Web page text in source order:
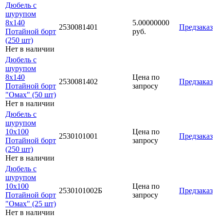
Дюбель с
шурупом
8х140
Потайной борт
(250 шт)
Нет в наличии
2530081401
5.00000000
руб.
Предзаказ
Дюбель с
шурупом
8х140
Потайной борт
"Омах" (50 шт)
Нет в наличии
2530081402
Цена по
запросу
Предзаказ
Дюбель с
шурупом
10х100
Потайной борт
(250 шт)
Нет в наличии
2530101001
Цена по
запросу
Предзаказ
Дюбель с
шурупом
10х100
Потайной борт
"Омах" (25 шт)
Нет в наличии
2530101002Б
Цена по
запросу
Предзаказ